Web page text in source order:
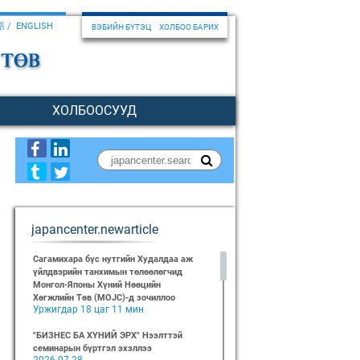
ВЭБИЙН БҮТЭЦ ХОЛБОО БАРИХ
ENGLISH
ХОЛБООСУУД
japancenter.newarticle
Сагамихара бүс нутгийн Худалдаа аж
үйлдвэрийн танхимын төлөөлөгчид
Монгол-Японы Хүний Нөөцийн
Хөгжлийн Төв (MOJC)-д зочиллоо
Уржигдар 18 цаг 11 мин
"БИЗНЕС БА ХҮНИЙ ЭРХ" Нээлттэй
семинарын бүртгэл эхэллээ